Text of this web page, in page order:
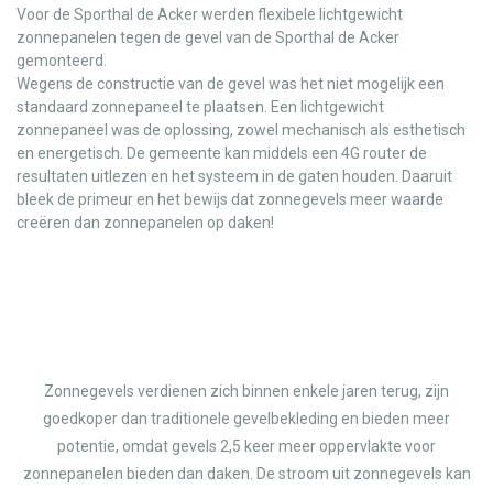
Voor de Sporthal de Acker werden flexibele lichtgewicht
zonnepanelen tegen de gevel van de Sporthal de Acker
gemonteerd.
Wegens de constructie van de gevel was het niet mogelijk een
standaard zonnepaneel te plaatsen. Een lichtgewicht
zonnepaneel was de oplossing, zowel mechanisch als esthetisch
en energetisch. De gemeente kan middels een 4G router de
resultaten uitlezen en het systeem in de gaten houden. Daaruit
bleek de primeur en het bewijs dat zonnegevels meer waarde
creëren dan zonnepanelen op daken!
Zonnegevels verdienen zich binnen enkele jaren terug, zijn
goedkoper dan traditionele gevelbekleding en bieden meer
potentie, omdat gevels 2,5 keer meer oppervlakte voor
zonnepanelen bieden dan daken. De stroom uit zonnegevels kan